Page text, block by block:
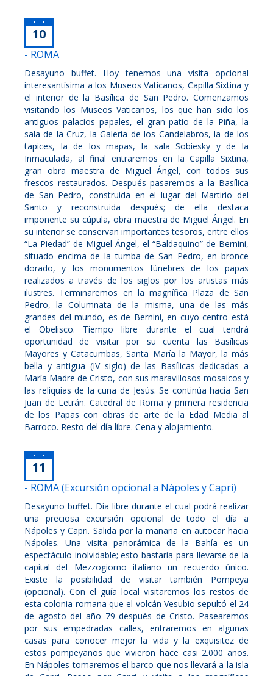
10
- ROMA
Desayuno buffet. Hoy tenemos una visita opcional
interesantísima a los Museos Vaticanos, Capilla Sixtina y
el interior de la Basílica de San Pedro. Comenzamos
visitando los Museos Vaticanos, los que han sido los
antiguos palacios papales, el gran patio de la Piña, la
sala de la Cruz, la Galería de los Candelabros, la de los
tapices, la de los mapas, la sala Sobiesky y de la
Inmaculada, al final entraremos en la Capilla Sixtina,
gran obra maestra de Miguel Ángel, con todos sus
frescos restaurados. Después pasaremos a la Basílica
de San Pedro, construida en el lugar del Martirio del
Santo y reconstruida después; de ella destaca
imponente su cúpula, obra maestra de Miguel Ángel. En
su interior se conservan importantes tesoros, entre ellos
“La Piedad” de Miguel Ángel, el “Baldaquino” de Bernini,
situado encima de la tumba de San Pedro, en bronce
dorado, y los monumentos fúnebres de los papas
realizados a través de los siglos por los artistas más
ilustres. Terminaremos en la magnífica Plaza de San
Pedro, la Columnata de la misma, una de las más
grandes del mundo, es de Bernini, en cuyo centro está
el Obelisco. Tiempo libre durante el cual tendrá
oportunidad de visitar por su cuenta las Basílicas
Mayores y Catacumbas, Santa María la Mayor, la más
bella y antigua (IV siglo) de las Basílicas dedicadas a
María Madre de Cristo, con sus maravillosos mosaicos y
las reliquias de la cuna de Jesús. Se continúa hacia San
Juan de Letrán. Catedral de Roma y primera residencia
de los Papas con obras de arte de la Edad Media al
Barroco. Resto del día libre. Cena y alojamiento.
11
- ROMA (Excursión opcional a Nápoles y Capri)
Desayuno buffet. Día libre durante el cual podrá realizar
una preciosa excursión opcional de todo el día a
Nápoles y Capri. Salida por la mañana en autocar hacia
Nápoles. Una visita panorámica de la Bahía es un
espectáculo inolvidable; esto bastaría para llevarse de la
capital del Mezzogiorno italiano un recuerdo único.
Existe la posibilidad de visitar también Pompeya
(opcional). Con el guía local visitaremos los restos de
esta colonia romana que el volcán Vesubio sepultó el 24
de agosto del año 79 después de Cristo. Pasearemos
por sus empedradas calles, entraremos en algunas
casas para conocer mejor la vida y la exquisitez de
estos pompeyanos que vivieron hace casi 2.000 años.
En Nápoles tomaremos el barco que nos llevará a la isla